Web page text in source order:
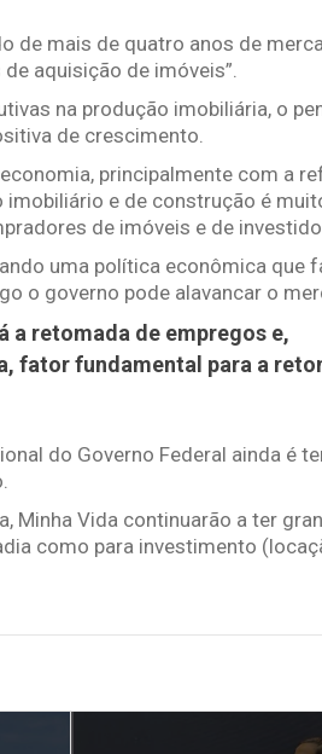
de mais de quatro anos de
aquisição de imóveis”.
na produção imobiliária, o
de crescimento.
principalmente com a
e de construção é
de imóveis e de
uma política econômica que
o governo pode alavancar o
a retomada de empregos e,
fator fundamental para a
do Governo Federal ainda é
Minha Vida continuarão a ter
como para investimento